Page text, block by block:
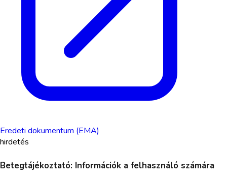
Eredeti dokumentum (EMA)
hirdetés
Betegtájékoztató: Információk a felhasználó számára